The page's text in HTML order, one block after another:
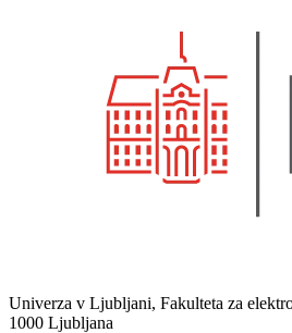
Univerza v Ljubljani, Fakulteta za
1000 Ljubljana